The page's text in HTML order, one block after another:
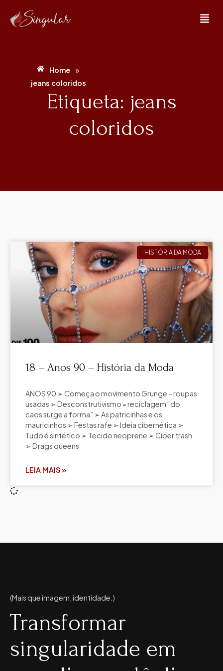
Home »
jeans coloridos
Etiqueta: jeans
coloridos
HISTÓRIA DA MODA
18 – Anos 90 – História da Moda
ANOS 90 ➢ Começa o movimento Grunge – roupas
usadas ➢ Desconstrutivismo = reciclagem “do
caos surge a forma” ➢ As patricinhas e os
mauricinhos ➢ Festas rafe ➢ Ideia cibernética ➢
Tudo é sintético ➢ Tecido neoprene ➢ Ciber trash
➢ Drags queens
LEIA MAIS »
(Mais que imagem, identidade.)
Transformar
singularidade em